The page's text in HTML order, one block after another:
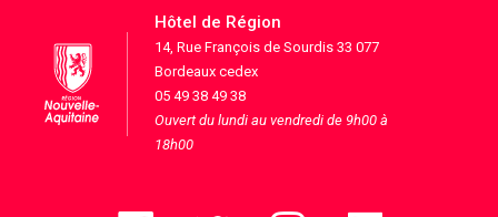
Hôtel de Région
14, Rue François de Sourdis 33 077
Bordeaux cedex
05 49 38 49 38
Ouvert du lundi au vendredi de 9h00 à
18h00